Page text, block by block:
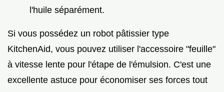
l'huile séparément.
Si vous possédez un robot pâtissier type
KitchenAid, vous pouvez utiliser l'accessoire "feuille"
à vitesse lente pour l'étape de l'émulsion. C'est une
excellente astuce pour économiser ses forces tout